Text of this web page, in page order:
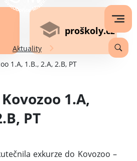
proškoly.cz
1.A, 1.B., 2.A, 2.B, PT
1.A,
PT